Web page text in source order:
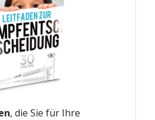
, die Sie für Ihre